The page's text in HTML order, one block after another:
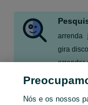
arrenda
gira
arrendar
Mostrar
Nós e os nossos